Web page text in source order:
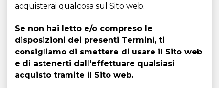
acquisterai qualcosa sul Sito web.
Se non hai letto e/o compreso le
disposizioni dei presenti Termini, ti
consigliamo di smettere di usare il Sito web
e di astenerti dall'effettuare qualsiasi
acquisto tramite il Sito web.